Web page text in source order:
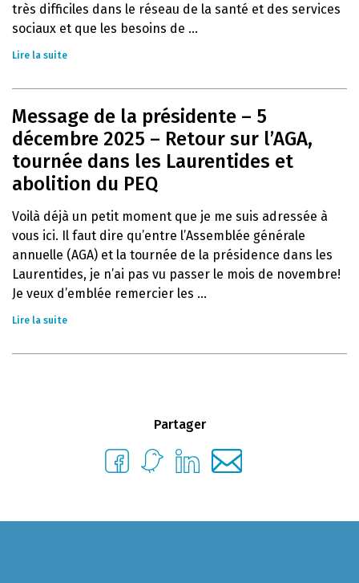
très difficiles dans le réseau de la santé et des services
sociaux et que les besoins de ...
Lire la suite
Message de la présidente – 5
décembre 2025 – Retour sur l’AGA,
tournée dans les Laurentides et
abolition du PEQ
Voilà déjà un petit moment que je me suis adressée à
vous ici. Il faut dire qu’entre l’Assemblée générale
annuelle (AGA) et la tournée de la présidence dans les
Laurentides, je n’ai pas vu passer le mois de novembre!
Je veux d’emblée remercier les ...
Lire la suite
Partager